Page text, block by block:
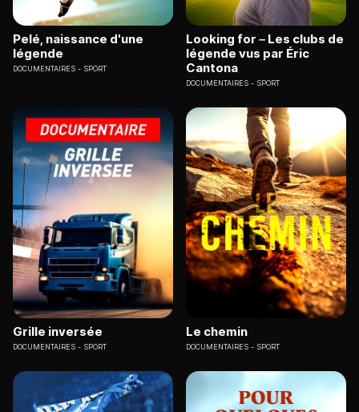
Pelé, naissance d'une
légende
DOCUMENTAIRES SPORT
Looking for – Les clubs de
légende vus par Éric
Cantona
DOCUMENTAIRES SPORT
Grille inversée
DOCUMENTAIRES SPORT
Le chemin
DOCUMENTAIRES SPORT